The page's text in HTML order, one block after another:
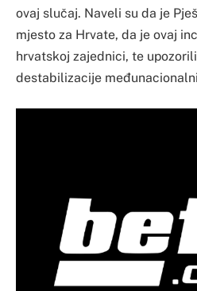
ovaj slučaj. Naveli su da je
mjesto za Hrvate, da je ovaj
hrvatskoj zajednici, te
destabilizacije